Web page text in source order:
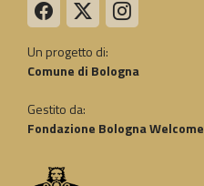
Un progetto di:
Comune di Bologna
Gestito da:
Fondazione Bologna Welcome